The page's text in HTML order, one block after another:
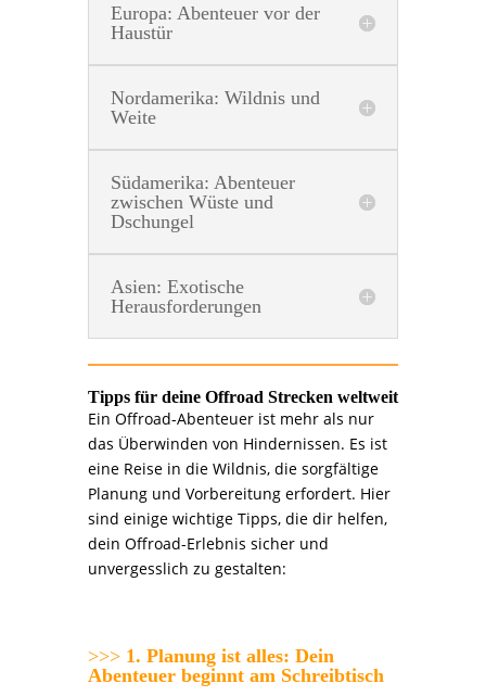
Europa: Abenteuer vor der
Haustür
Nordamerika: Wildnis und
Weite
Südamerika: Abenteuer
zwischen Wüste und
Dschungel
Asien: Exotische
Herausforderungen
Tipps für deine Offroad Strecken weltweit
Ein Offroad-Abenteuer ist mehr als nur
das Überwinden von Hindernissen. Es ist
eine Reise in die Wildnis, die sorgfältige
Planung und Vorbereitung erfordert. Hier
sind einige wichtige Tipps, die dir helfen,
dein Offroad-Erlebnis sicher und
unvergesslich zu gestalten:
>>> 1. Planung ist alles: Dein
Abenteuer beginnt am Schreibtisch